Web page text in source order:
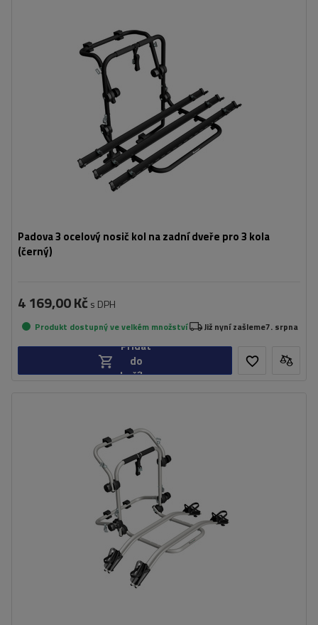
Padova 3 ocelový nosič kol na zadní dveře pro 3 kola
(černý)
Nosnost nosiče jízdních kol:
45 kg
univerzální montážní systém
kompatibilní se všemi typy karoserií
4 169,00 Kč s DPH
Produkt dostupný ve velkém množství Již nyní zašleme7. srpna
Přidat
do
košíku
Maximální hmotnost jízdního kola:
Nosnost nosiče jízdních kol:
45 kg
kompatibilní s elektrokoly
hliníková konstrukce